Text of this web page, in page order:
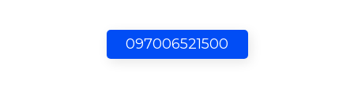
097006521500